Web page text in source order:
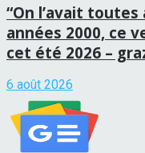
“On l’avait
années 2000, ce
cet été 2026 –
6 août 2026